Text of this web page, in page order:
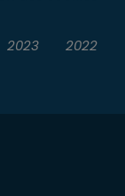
2023 2022